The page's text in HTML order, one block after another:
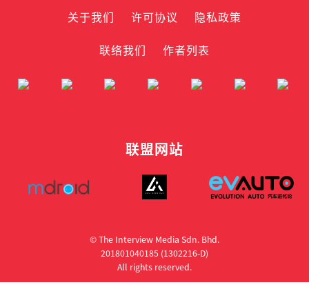
关于我们 许可协议
隐私政策
联络我们
作者列表
联盟网站
© The Interview Media Sdn. Bhd.
201801040185 (1302216­-D)
All rights reserved.